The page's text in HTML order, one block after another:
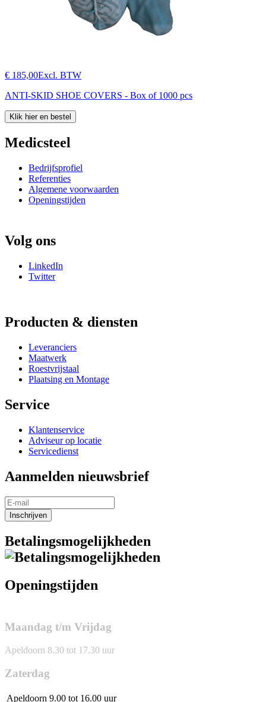
€ 185,00Excl. BTW
ANTI-SKID SHOE COVERS - Box of 1000 pcs
Klik hier en bestel
Medicsteel
Bedrijfsprofiel
Referenties
Algemene voorwaarden
Openingstijden
Volg ons
LinkedIn
Twitter
Producten & diensten
Leveranciers
Maatwerk
Roestvrijstaal
Plaatsing en Montage
Service
Klantenservice
Adviseur op locatie
Servicedienst
Aanmelden nieuwsbrief
Inschrijven
Betalingsmogelijkheden
Openingstijden
Maandag t/m Vrijdag
Apeldoorn 8.30 tot 17.30 uur
Zaterdag
Apeldoorn 9.00 tot 16.00 uur